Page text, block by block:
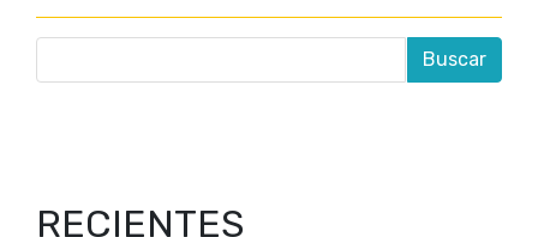
RECIENTES